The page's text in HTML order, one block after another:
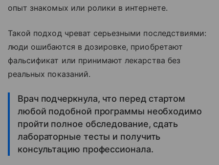
опыт знакомых или ролики в интернете.
Такой подход чреват серьезными последствиями:
люди ошибаются в дозировке, приобретают
фальсификат или принимают лекарства без
реальных показаний.
Врач подчеркнула, что перед стартом
любой подобной программы необходимо
пройти полное обследование, сдать
лабораторные тесты и получить
консультацию профессионала.